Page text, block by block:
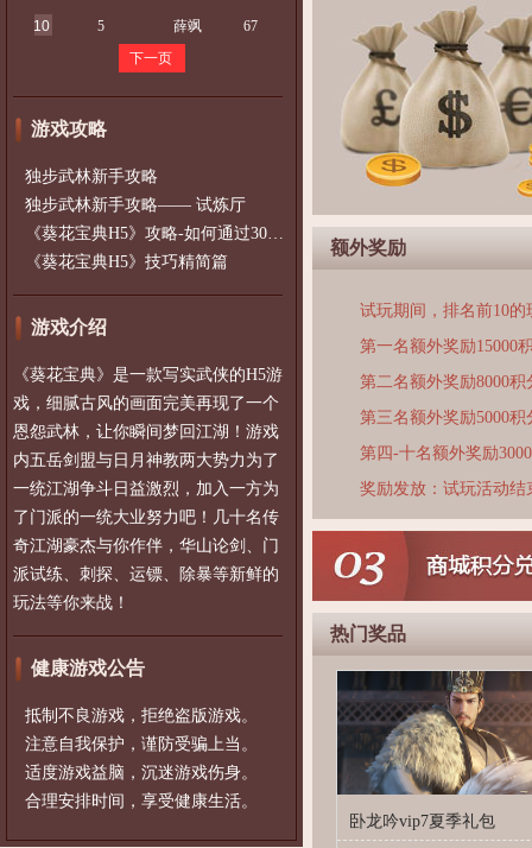
10 5 薛飒
67
下一页
游戏攻略
独步武林新手攻略
独步武林新手攻略—— 试炼厅
《葵花宝典H5》攻略-如何通过300以上的
《葵花宝典H5》技巧精简篇
游戏介绍
《葵花宝典》是一款写实武侠的H5游
戏，细腻古风的画面完美再现了一个
恩怨武林，让你瞬间梦回江湖！游戏
内五岳剑盟与日月神教两大势力为了
一统江湖争斗日益激烈，加入一方为
了门派的一统大业努力吧！几十名传
奇江湖豪杰与你作伴，华山论剑、门
派试练、刺探、运镖、除暴等新鲜的
玩法等你来战！
健康游戏公告
抵制不良游戏，拒绝盗版游戏。
注意自我保护，谨防受骗上当。
适度游戏益脑，沉迷游戏伤身。
合理安排时间，享受健康生活。
额外奖励
试玩期间，排名前10
第一名额外奖励15000
第二名额外奖励8000积
第三名额外奖励5000积
第四-十名额外奖励
奖励发放：试玩活动
热门奖品
卧龙吟vip7夏季礼包